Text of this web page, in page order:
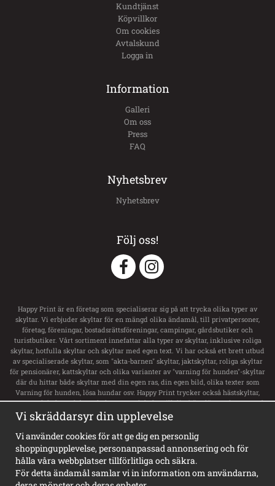
Kundtjänst
Köpvillkor
Om cookies
Avtalskund
Logga in
Information
Galleri
Om oss
Press
FAQ
Nyhetsbrev
Nyhetsbrev
Följ oss!
Happy Print är en företag som specialiserar sig på att trycka olika typer av
skyltar. Vi erbjuder skyltar för en mängd olika ändamål, till privatpersoner,
företag, föreningar, bostadsrättsföreningar, campingar, gårdsbutiker och
turistbutiker. Vårt sortiment innefattar alla typer av skyltar, inklusive roliga
skyltar, hotfulla skyltar och skyltar med egen text. Vi har också ett brett utbud
av specialiserade skyltar, som "akta-barnen" skyltar, jaktskyltar, roliga skyltar
för pensionärer, kattskyltar och olika varianter av "varning för hunden"-skyltar
där du hittar både skyltar med din egen ras, din egen bild, olika texter som
Varning för hunden, lösa hundar osv. Happy Print trycker också hästskyltar,
transportdekaler och boxsskyltar samt dekaler till ditt hästsläp med namn och
svensk flagga. Vi har ett stort utbud av skyltar för privata tomt, privat område,
privat väg och privat gård. För företag erbjuder de alla typer av skyltar,
inklusive vägvisningsskyltar, laddskyltar för elbilar, personligt utformade
skyltar och olika typer av informationsskyltar. Happy Print har dessutom
Sveriges största sortiment av privat brygga skyltar, badplatsskyltar,
hundbadskyltar och mycket mer. Våra skyltar finns i en mängd olika stilar,
inklusive varningsskyltar, vackra gammeldags skyltar i emaljstil och
Vi skräddarsyr din upplevelse
Vi använder cookies för att ge dig en personlig
shoppingupplevelse, personanpassad annonsering och för
hålla våra webbplatser tillförlitliga och säkra.
För detta ändamål samlar vi in information om användarna,